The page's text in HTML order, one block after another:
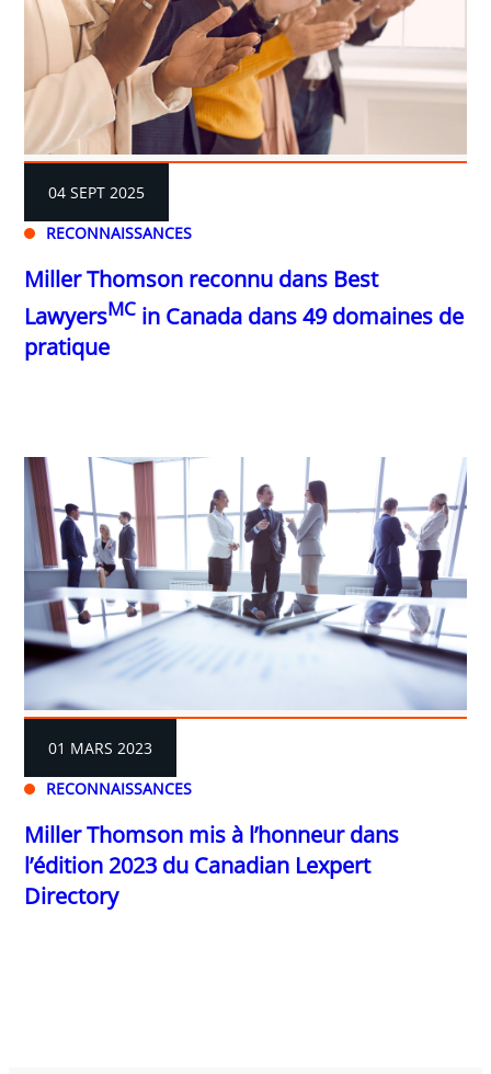
RECONNAISSANCES
04 SEPT 2025
Miller Thomson reconnu dans Best
LawyersMC in Canada dans 49 domaines de
pratique
RECONNAISSANCES
01 MARS 2023
Miller Thomson mis à l’honneur dans
l’édition 2023 du Canadian Lexpert
Directory